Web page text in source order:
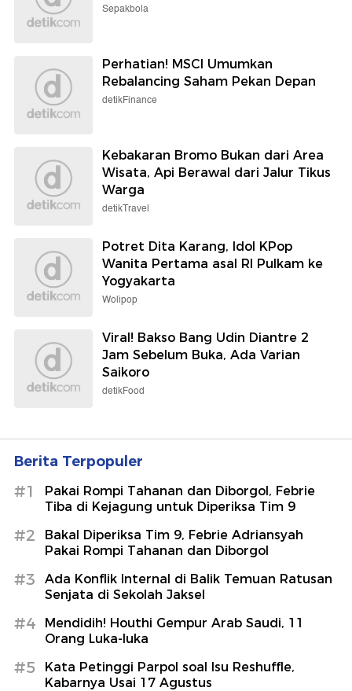
Sepakbola
Perhatian! MSCI Umumkan
Rebalancing Saham Pekan Depan
detikFinance
Kebakaran Bromo Bukan dari Area
Wisata, Api Berawal dari Jalur Tikus
Warga
detikTravel
Potret Dita Karang, Idol KPop
Wanita Pertama asal RI Pulkam ke
Yogyakarta
Wolipop
Viral! Bakso Bang Udin Diantre 2
Jam Sebelum Buka, Ada Varian
Saikoro
detikFood
Berita Terpopuler
#1
Pakai Rompi Tahanan dan Diborgol, Febrie
Tiba di Kejagung untuk Diperiksa Tim 9
#2
Bakal Diperiksa Tim 9, Febrie Adriansyah
Pakai Rompi Tahanan dan Diborgol
#3
Ada Konflik Internal di Balik Temuan Ratusan
Senjata di Sekolah Jaksel
#4
Mendidih! Houthi Gempur Arab Saudi, 11
Orang Luka-luka
#5
Kata Petinggi Parpol soal Isu Reshuffle,
Kabarnya Usai 17 Agustus